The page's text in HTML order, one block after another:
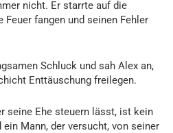
nicht. Er starrte auf die
fangen und seinen Fehler
Schluck und sah Alex an,
Enttäuschung freilegen.
seine Ehe steuern lässt, ist kein
ein Mann, der versucht, von seiner